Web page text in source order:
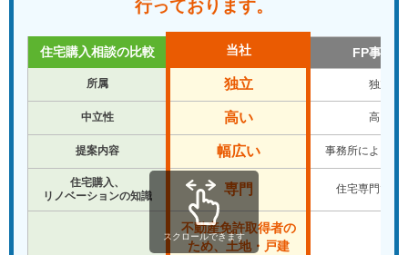
行っております。
住宅購入相談の比較 当社 FP事務所
所属 独立 独立
中立性 高い 高い
提案内容 幅広い 事務所により違
住宅購入、
リノベーションの知識
専門 住宅専門では
不動産免許取得者の
ため、土地・戸建
スクロールできます